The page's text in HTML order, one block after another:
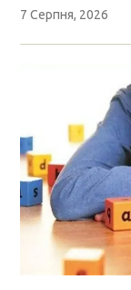
7 Серпня, 2026